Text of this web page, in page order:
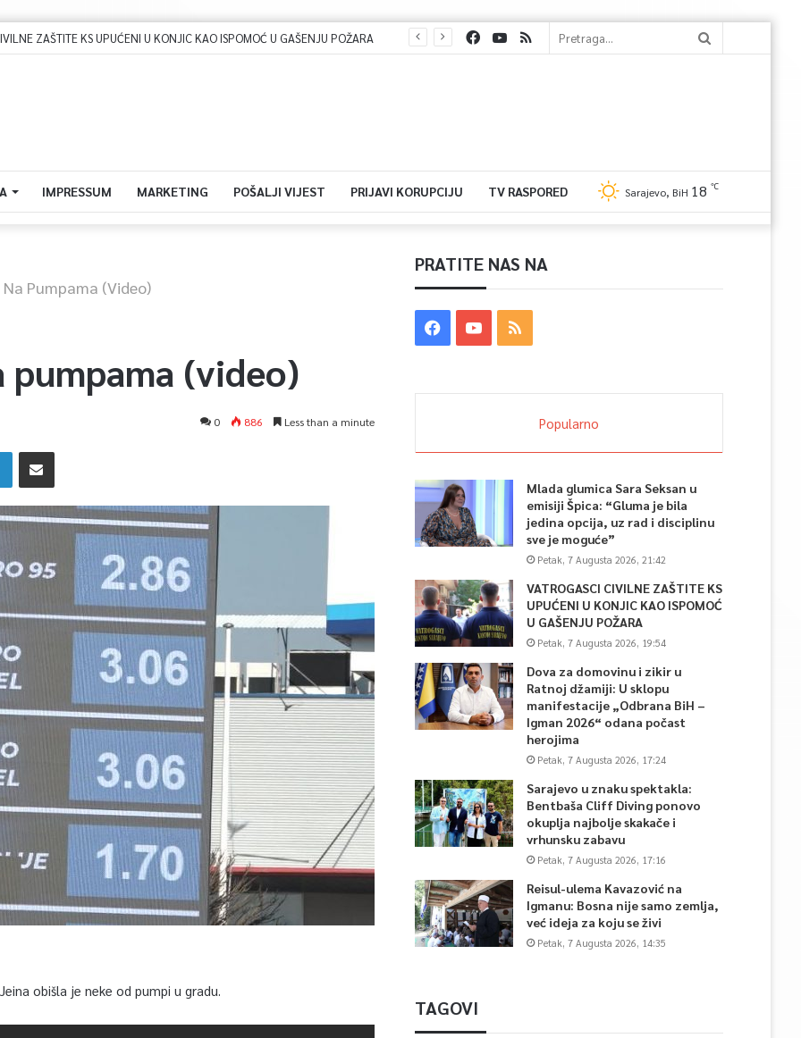
IMPRESSUM MARKETING POŠALJI VIJEST PRIJAVI KORUPCIJU TV RASPORED Sarajevo, BiH 18 ℃
Na Pumpama (video)
pumpama (video)
0 886 Less than a minute
obišla je neke od pumpi u gradu.
PRATITE NAS NA
Popularno
Mlada glumica Sara Seksan u
emisiji Špica: “Gluma je bila
jedina opcija, uz rad i disciplinu
sve je moguće”
Petak, 7 Augusta 2026, 21:42
VATROGASCI CIVILNE ZAŠTITE KS
UPUĆENI U KONJIC KAO ISPOMOĆ
U GAŠENJU POŽARA
Petak, 7 Augusta 2026, 19:54
Dova za domovinu i zikir u
Ratnoj džamiji: U sklopu
manifestacije „Odbrana BiH –
Igman 2026“ odana počast
herojima
Petak, 7 Augusta 2026, 17:24
Sarajevo u znaku spektakla:
Bentbaša Cliff Diving ponovo
okuplja najbolje skakače i
vrhunsku zabavu
Petak, 7 Augusta 2026, 17:16
Reisul-ulema Kavazović na
Igmanu: Bosna nije samo zemlja,
već ideja za koju se živi
Petak, 7 Augusta 2026, 14:35
TAGOVI